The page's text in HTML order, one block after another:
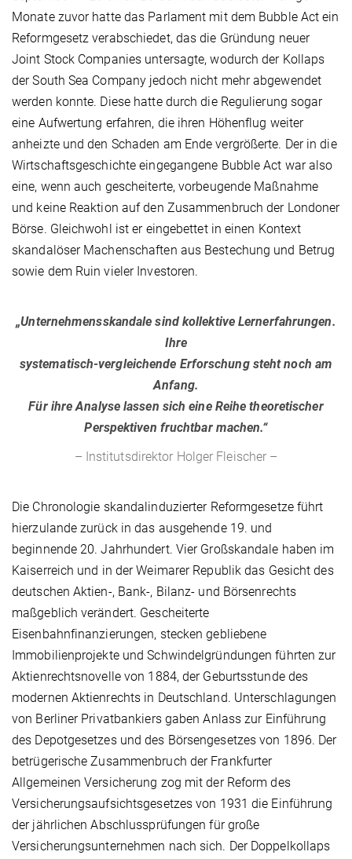
Monate zuvor hatte das Parlament mit dem Bubble Act ein
Reformgesetz verabschiedet, das die Gründung neuer
Joint Stock Companies untersagte, wodurch der Kollaps
der South Sea Company jedoch nicht mehr abgewendet
werden konnte. Diese hatte durch die Regulierung sogar
eine Aufwertung erfahren, die ihren Höhenflug weiter
anheizte und den Schaden am Ende vergrößerte. Der in die
Wirtschaftsgeschichte eingegangene Bubble Act war also
eine, wenn auch gescheiterte, vorbeugende Maßnahme
und keine Reaktion auf den Zusammenbruch der Londoner
Börse. Gleichwohl ist er eingebettet in einen Kontext
skandalöser Machenschaften aus Bestechung und Betrug
sowie dem Ruin vieler Investoren.
„Unternehmensskandale sind kollektive Lernerfahrungen.
Ihre
systematisch-vergleichende Erforschung steht noch am
Anfang.
Für ihre Analyse lassen sich eine Reihe theoretischer
Perspektiven fruchtbar machen.“
– Institutsdirektor Holger Fleischer –
Die Chronologie skandalinduzierter Reformgesetze führt
hierzulande zurück in das ausgehende 19. und
beginnende 20. Jahrhundert. Vier Großskandale haben im
Kaiserreich und in der Weimarer Republik das Gesicht des
deutschen Aktien-, Bank-, Bilanz- und Börsenrechts
maßgeblich verändert. Gescheiterte
Eisenbahnfinanzierungen, stecken gebliebene
Immobilienprojekte und Schwindelgründungen führten zur
Aktienrechtsnovelle von 1884, der Geburtsstunde des
modernen Aktienrechts in Deutschland. Unterschlagungen
von Berliner Privatbankiers gaben Anlass zur Einführung
des Depotgesetzes und des Börsengesetzes von 1896. Der
betrügerische Zusammenbruch der Frankfurter
Allgemeinen Versicherung zog mit der Reform des
Versicherungsaufsichtsgesetzes von 1931 die Einführung
der jährlichen Abschlussprüfungen für große
Versicherungsunternehmen nach sich. Der Doppelkollaps